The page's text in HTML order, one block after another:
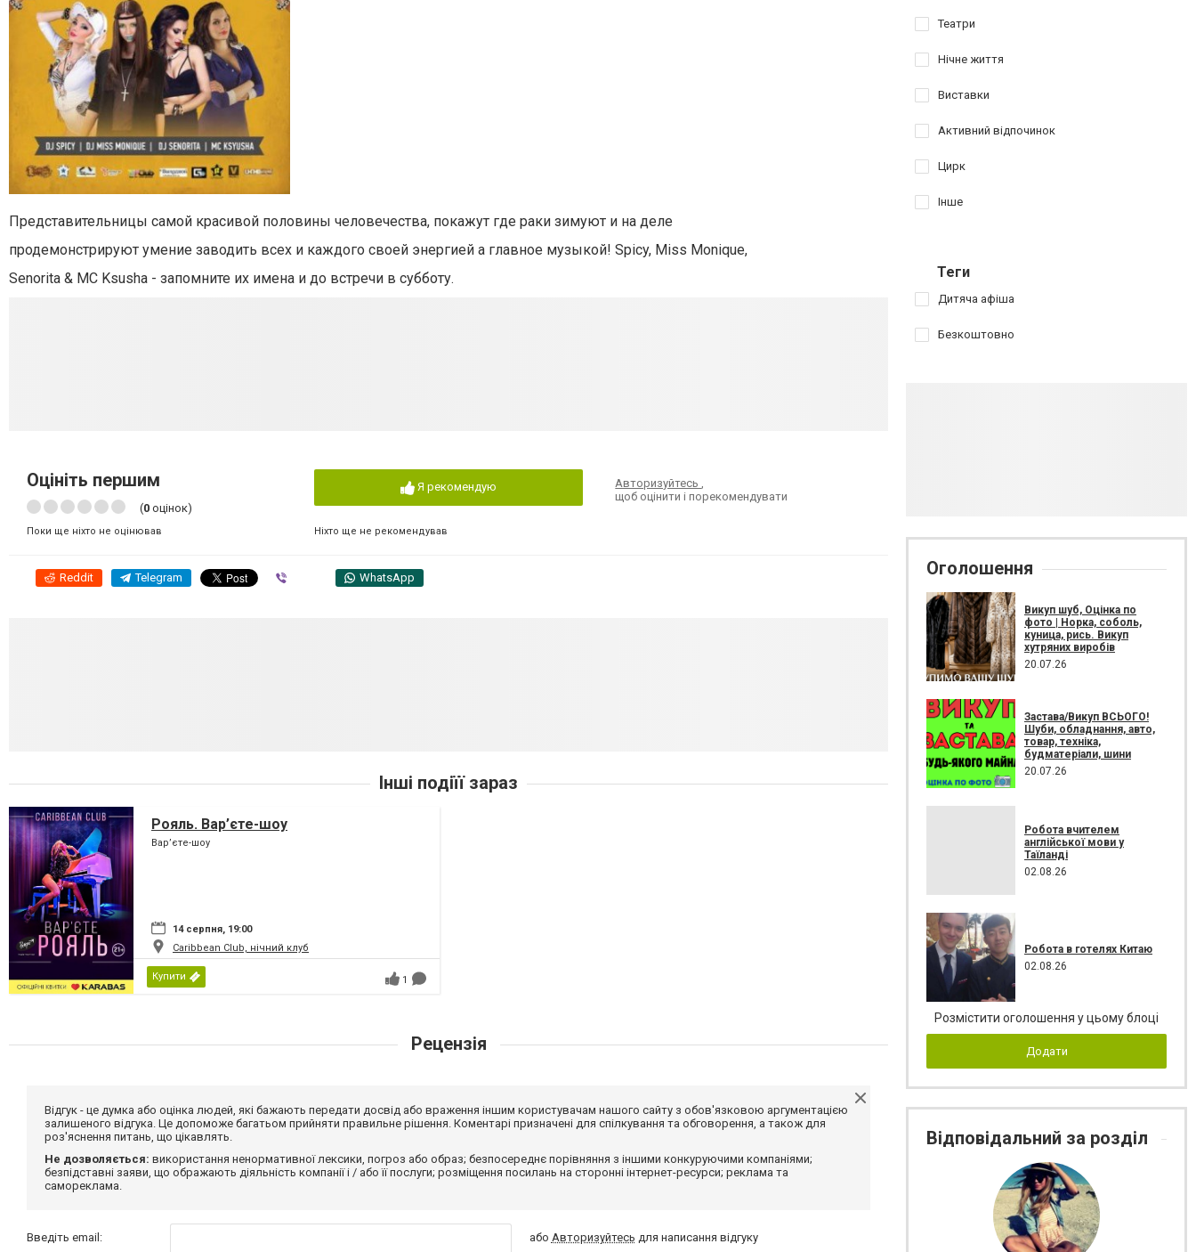
Представительницы самой красивой половины человечества, покажут где раки зимуют и на деле
продемонстрируют умение заводить всех и каждого своей энергией а главное музыкой! Spicy, Miss Monique,
Senorita & MC Ksusha - запомните их имена и до встречи в субботу.
Оцініть першим
(0 оцінок)
Поки ще ніхто не оцінював
Я рекомендую
Ніхто ще не рекомендував
Авторизуйтесь,
щоб оцінити і порекомендувати
Reddit Telegram WhatsApp
Інші подіїї зараз
Рояль. Вар’єте-шоу
Вар’єте-шоу
14 серпня, 19:00
Caribbean Club, нічний клуб
Купити 1
Рецензія
Відгук - це думка або оцінка людей, які бажають передати досвід або враження іншим користувачам нашого сайту з обов'язковою аргументацією
залишеного відгука. Це допоможе багатьом прийняти правильне рішення. Коментарі призначені для спілкування та обговорення, а також для
роз'яснення питань, що цікавлять.
Не дозволяється: використання ненормативної лексики, погроз або образ; безпосереднє порівняння з іншими конкуруючими компаніями;
безпідставні заяви, що ображають діяльність компанії і / або її послуги; розміщення посилань на сторонні інтернет-ресурси; реклама та
самореклама.
Введіть email: або Авторизуйтесь для написання відгуку
Театри
Нічне життя
Виставки
Активний відпочинок
Цирк
Інше
Теги
Дитяча афіша
Безкоштовно
Оголошення
Викуп шуб, Оцінка по
фото | Норка, соболь,
куница, рись. Викуп
хутряних виробів
20.07.26
Застава/Викуп ВСЬОГО!
Шуби, обладнання, авто,
товар, техніка,
будматеріали, шини
20.07.26
Робота вчителем
англійської мови у
Таїланді
02.08.26
Робота в готелях Китаю
02.08.26
Розмістити оголошення у цьому блоці
Додати
Відповідальний за розділ